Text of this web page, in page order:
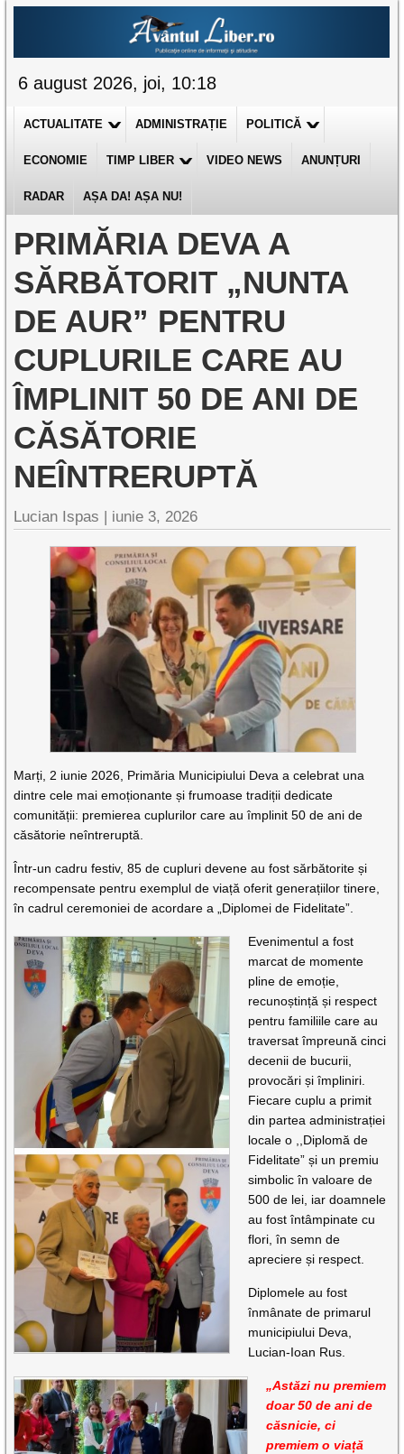
6 august 2026, joi, 10:18
ACTUALITATE ADMINISTRAȚIE POLITICĂ
ECONOMIE TIMP LIBER VIDEO NEWS ANUNȚURI
RADAR AȘA DA! AȘA NU!
PRIMĂRIA DEVA A
SĂRBĂTORIT „NUNTA
DE AUR” PENTRU
CUPLURILE CARE AU
ÎMPLINIT 50 DE ANI DE
CĂSĂTORIE
NEÎNTRERUPTĂ
Lucian Ispas | iunie 3, 2026
Marți, 2 iunie 2026, Primăria Municipiului Deva a celebrat una
dintre cele mai emoționante și frumoase tradiții dedicate
comunității: premierea cuplurilor care au împlinit 50 de ani de
căsătorie neîntreruptă.
Într-un cadru festiv, 85 de cupluri devene au fost sărbătorite și
recompensate pentru exemplul de viață oferit generațiilor tinere,
în cadrul ceremoniei de acordare a „Diplomei de Fidelitate”.
Evenimentul a fost
marcat de momente
pline de emoție,
recunoștință și respect
pentru familiile care au
traversat împreună cinci
decenii de bucurii,
provocări și împliniri.
Fiecare cuplu a primit
din partea administrației
locale o ,,Diplomă de
Fidelitate” și un premiu
simbolic în valoare de
500 de lei, iar doamnele
au fost întâmpinate cu
flori, în semn de
apreciere și respect.
Diplomele au fost
înmânate de primarul
municipiului Deva,
Lucian-Ioan Rus.
„Astăzi nu premiem
doar 50 de ani de
căsnicie, ci
premiem o viață